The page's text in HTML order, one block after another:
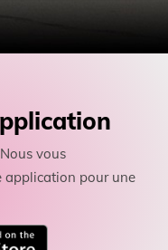
vous
application pour une